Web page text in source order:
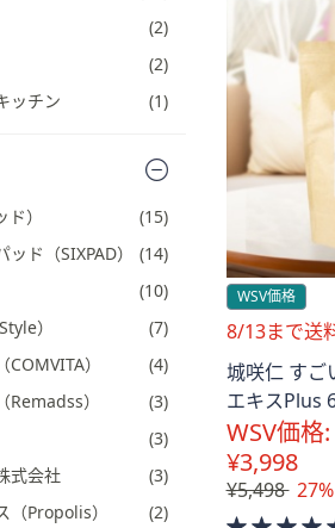
ー
ま
た
は
タ
デ
バ
イ
ス
で
左
右
に
ス
ワ
(2)
(2)
ッチン
(1)
）
(15)
ド（SIXPAD）
(14)
(10)
）
(7)
COMVITA）
(4)
Remadss）
(3)
(3)
式会社
(3)
（Propolis）
(2)
WSV価格
送
料
無
料
8/13まで送
城咲仁 すご
エキスPlus
WSV価格:
¥3,998
¥5,498